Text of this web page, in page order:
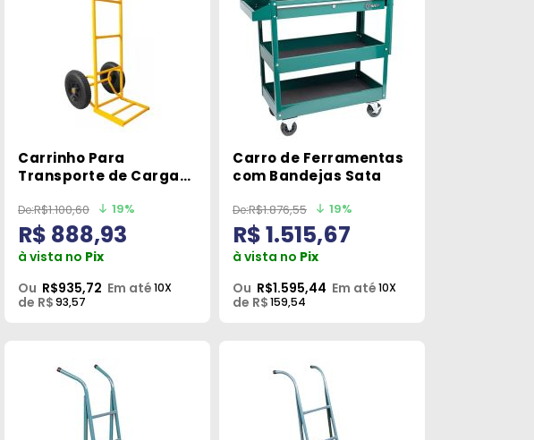
Carrinho Para
Transporte de Carga
R$1.100,60 19%
R$ 888,93
à vista no Pix
Ou R$935,72 Em até10X
de R$93,57
Carro de Ferramentas
com Bandejas Sata
R$1.876,55 19%
R$ 1.515,67
à vista no Pix
Ou R$1.595,44 Em até10X
de R$159,54